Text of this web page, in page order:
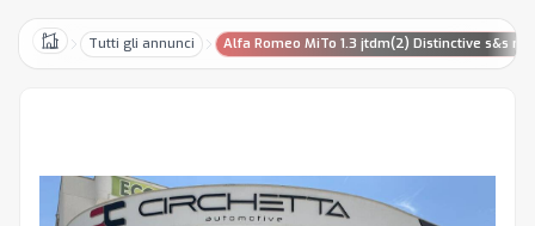
HomeTutti gli annunci Alfa Romeo MiTo 1.3 jtdm(2) Distinctive s&s